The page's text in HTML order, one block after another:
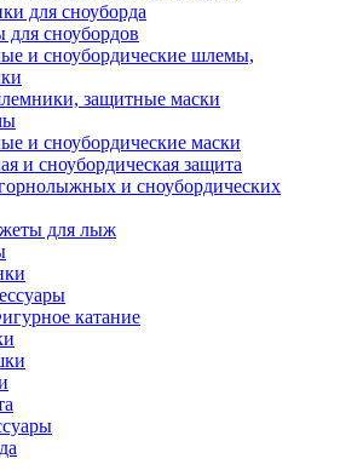
для сноуборда
для сноубордов
и сноубордические шлемы,
защитные маски
и сноубордические маски
и сноубордическая защита
и сноубордических
для лыж
катание